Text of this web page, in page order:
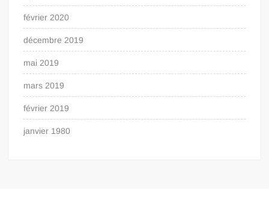
février 2020
décembre 2019
mai 2019
mars 2019
février 2019
janvier 1980